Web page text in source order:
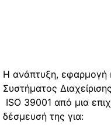
Η ανάπτυξη, εφαρμογή
Συστήματος
ISO 39001 από μια
δέσμευσή της για: